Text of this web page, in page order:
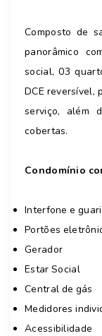
Composto de
panorâmico
social, 03
DCE reversível,
serviço, além
cobertas.
Condomínio
Interfone e
Portões
Gerador
Estar Social
Central de gás
Medidores
Acessibilidade